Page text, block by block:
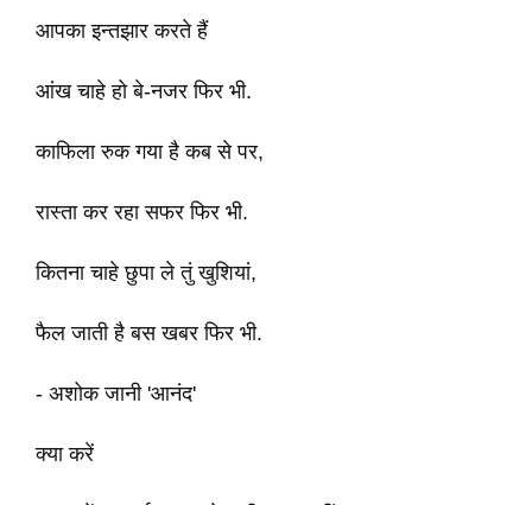
आपका इन्तझार करते हैं
आंख चाहे हो बे-नजर फिर भी.
काफिला रुक गया है कब से पर,
रास्ता कर रहा सफर फिर भी.
कितना चाहे छुपा ले तुं खुशियां,
फैल जाती है बस खबर फिर भी.
- अशोक जानी 'आनंद'
क्या करें